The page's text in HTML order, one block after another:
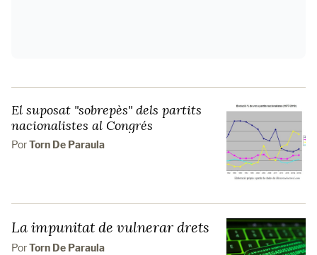
El suposat "sobrepès" dels partits
nacionalistes al Congrés
PorTorn De Paraula
La impunitat de vulnerar drets
PorTorn De Paraula